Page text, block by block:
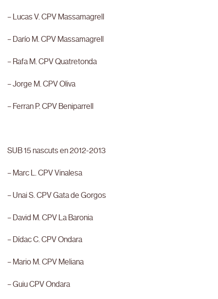
– Lucas V. CPV Massamagrell
– Darío M. CPV Massamagrell
– Rafa M. CPV Quatretonda
– Jorge M. CPV Oliva
– Ferran P. CPV Beniparrell
SUB 15 nascuts en 2012-2013
– Marc L. CPV Vinalesa
– Unai S. CPV Gata de Gorgos
– David M. CPV La Baronia
– Dídac C. CPV Ondara
– Mario M. CPV Meliana
– Guiu CPV Ondara